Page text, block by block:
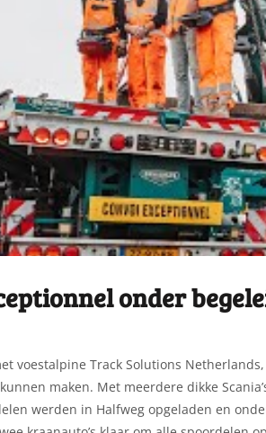
onder
voestalpine Track Solutions
maken. Met meerdere dikke
werden in Halfweg opgeladen en